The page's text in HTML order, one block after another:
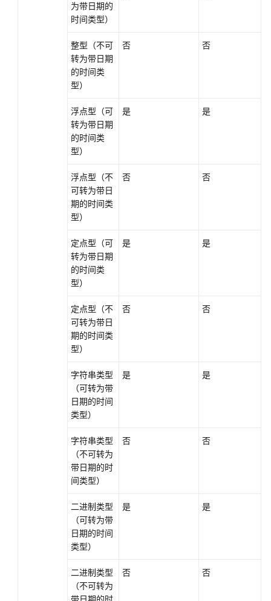
为带日期的
时间类型）
整型（不可
转为带日期
的时间类
型）
否 否
浮点型（可
转为带日期
的时间类
型）
是 是
浮点型（不
可转为带日
期的时间类
型）
否 否
定点型（可
转为带日期
的时间类
型）
是 是
定点型（不
可转为带日
期的时间类
型）
否 否
字符串类型
（可转为带
日期的时间
类型）
是 是
字符串类型
（不可转为
带日期的时
间类型）
否 否
二进制类型
（可转为带
日期的时间
类型）
是 是
二进制类型
（不可转为
带日期的时
否 否